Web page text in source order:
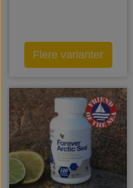
Flere varianter